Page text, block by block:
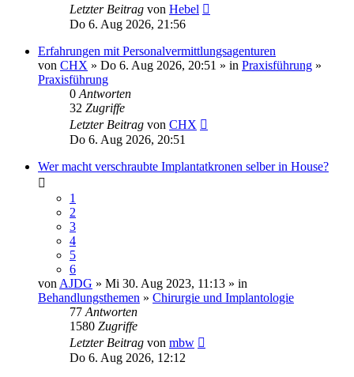
Letzter Beitrag von Hebel
Do 6. Aug 2026, 21:56
Erfahrungen mit Personalvermittlungsagenturen
von CHX » Do 6. Aug 2026, 20:51 » in Praxisführung »
Praxisführung
0 Antworten
32 Zugriffe
Letzter Beitrag von CHX
Do 6. Aug 2026, 20:51
Wer macht verschraubte Implantatkronen selber in House?
1
2
3
4
5
6
von AJDG » Mi 30. Aug 2023, 11:13 » in
Behandlungsthemen » Chirurgie und Implantologie
77 Antworten
1580 Zugriffe
Letzter Beitrag von mbw
Do 6. Aug 2026, 12:12